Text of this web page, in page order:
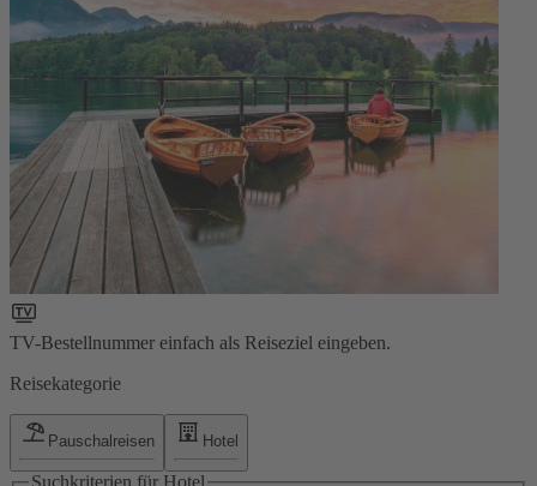
TV-Bestellnummer einfach als Reiseziel eingeben.
Reisekategorie
Pauschalreisen Hotel